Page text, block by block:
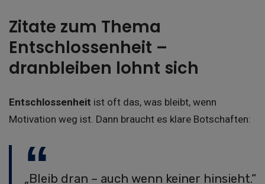
Zitate zum Thema
Entschlossenheit –
dranbleiben lohnt sich
Entschlossenheit ist oft das, was bleibt, wenn
Motivation weg ist. Dann braucht es klare Botschaften:
„Bleib dran – auch wenn keiner hinsieht.“